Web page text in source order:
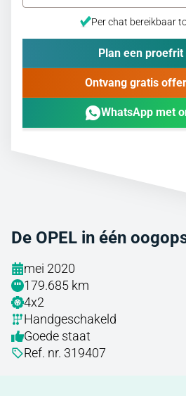
De OPEL in één
mei 2020
179.685 km
4x2
Handgeschakeld
Goede staat
Ref. nr. 319407
Per chat bereikbaar
Plan een proefrit
Ontvang gratis
WhatsApp met